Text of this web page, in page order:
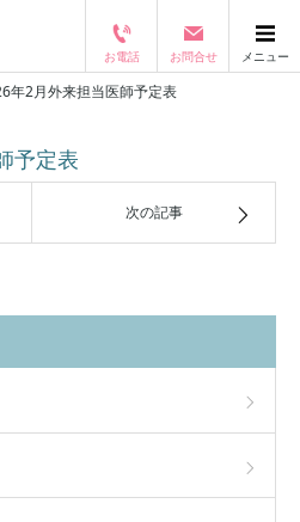
お電話 お問合せ メニュー
閉じる
年2月外来担当医師予定表
予定表
次の記事